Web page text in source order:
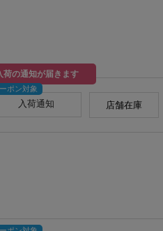
荷の通知が届きます
入荷通知 店舗在庫